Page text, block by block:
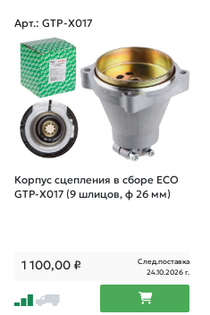
Арт.: GTP-X017
Корпус сцепления в сборе ECO
GTP-X017 (9 шлицов, ф 26 мм)
1 100,00₽
След.поставка
24.10.2026 г.